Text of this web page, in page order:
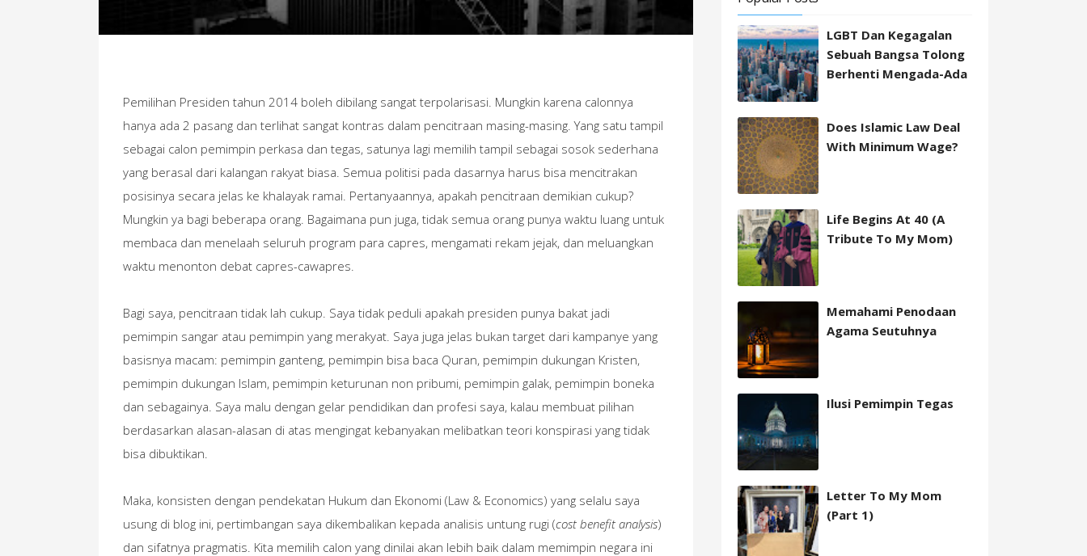
Pemilihan Presiden tahun 2014 boleh dibilang sangat terpolarisasi. Mungkin karena calonnya
hanya ada 2 pasang dan terlihat sangat kontras dalam pencitraan masing-masing. Yang satu tampil
sebagai calon pemimpin perkasa dan tegas, satunya lagi memilih tampil sebagai sosok sederhana
yang berasal dari kalangan rakyat biasa. Semua politisi pada dasarnya harus bisa mencitrakan
posisinya secara jelas ke khalayak ramai. Pertanyaannya, apakah pencitraan demikian cukup?
Mungkin ya bagi beberapa orang. Bagaimana pun juga, tidak semua orang punya waktu luang untuk
membaca dan menelaah seluruh program para capres, mengamati rekam jejak, dan meluangkan
waktu menonton debat capres-cawapres.
Bagi saya, pencitraan tidak lah cukup. Saya tidak peduli apakah presiden punya bakat jadi
pemimpin sangar atau pemimpin yang merakyat. Saya juga jelas bukan target dari kampanye yang
basisnya macam: pemimpin ganteng, pemimpin bisa baca Quran, pemimpin dukungan Kristen,
pemimpin dukungan Islam, pemimpin keturunan non pribumi, pemimpin galak, pemimpin boneka
dan sebagainya. Saya malu dengan gelar pendidikan dan profesi saya, kalau membuat pilihan
berdasarkan alasan-alasan di atas mengingat kebanyakan melibatkan teori konspirasi yang tidak
bisa dibuktikan.
Maka, konsisten dengan pendekatan Hukum dan Ekonomi (Law & Economics) yang selalu saya
usung di blog ini, pertimbangan saya dikembalikan kepada analisis untung rugi (cost benefit analysis)
dan sifatnya pragmatis. Kita memilih calon yang dinilai akan lebih baik dalam memimpin negara ini
LGBT Dan Kegagalan
Sebuah Bangsa Tolong
Berhenti Mengada-Ada
Does Islamic Law Deal
With Minimum Wage?
Life Begins At 40 (A
Tribute To My Mom)
Memahami Penodaan
Agama Seutuhnya
Ilusi Pemimpin Tegas
Letter To My Mom
(Part 1)